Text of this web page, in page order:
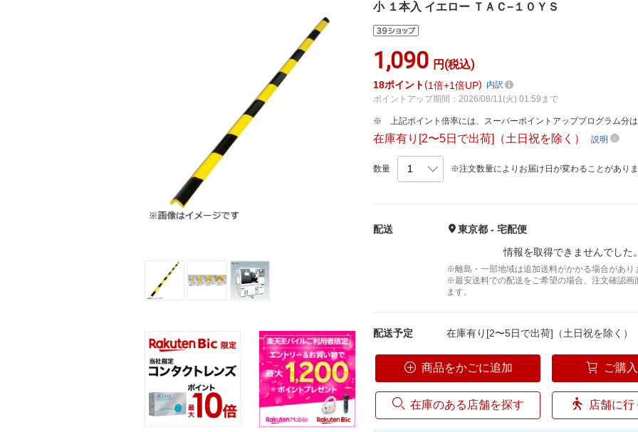
小 １本入 イエロー ＴＡＣ−１０ＹＳ
1,090 円(税込)
18ポイント 1倍 1倍UP
内訳
ポイントアップ期間：2026/08/11(火) 01:59まで
上記ポイント倍率には、スーパーポイントアッププログラム分
在庫有り[2〜5日で出荷]（土日祝を除く）説明
数量 ※注文数量によりお届け日が変わることがあり
配送
東京都 - 宅配便
情報を取得できませんでし
※離島・一部地域は追加送料がかかる場合があり
※最安送料での配送をご希望の場合、注文確認
ます。
配送予定 在庫有り[2〜5日で出荷]（土日祝を除く）
商品をかごに追加 ご購
在庫のある店舗を探す 店舗に